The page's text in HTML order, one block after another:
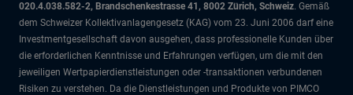
020.4.038.582-2, Brandschenkestrasse 41, 8002 Zürich, Schweiz. Gemäß
dem Schweizer Kollektivanlagengesetz (KAG) vom 23. Juni 2006 darf eine
Investmentgesellschaft davon ausgehen, dass professionelle Kunden über
die erforderlichen Kenntnisse und Erfahrungen verfügen, um die mit den
jeweiligen Wertpapierdienstleistungen oder -transaktionen verbundenen
Risiken zu verstehen. Da die Dienstleistungen und Produkte von PIMCO